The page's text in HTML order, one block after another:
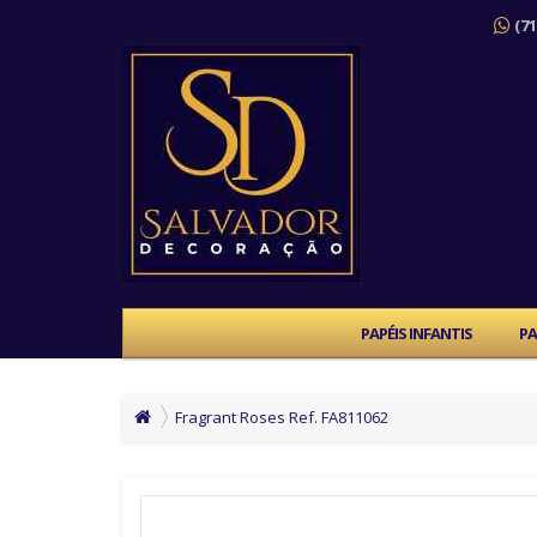
PAPÉIS INFANTIS
Fragrant Roses Ref. FA811062